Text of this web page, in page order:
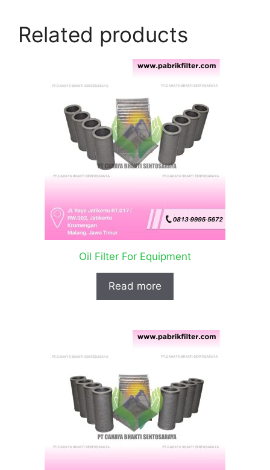
Related products
Oil Filter For Equipment
Read more